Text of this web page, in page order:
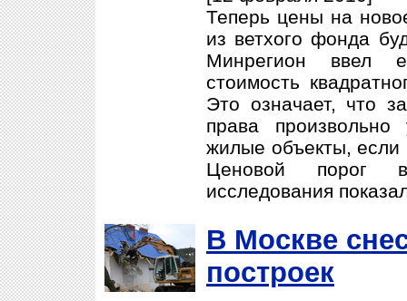
Теперь цены на
из ветхого фонда
Минрегион ввел
стоимость
Это означает, что
права произвольно
жилые объекты, если
Ценовой порог
исследования
В Москве
построек